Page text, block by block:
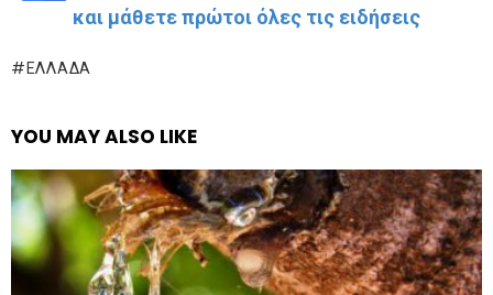
και μάθετε πρώτοι όλες τις ειδήσεις
ΕΛΛΆΔΑ
YOU MAY ALSO LIKE